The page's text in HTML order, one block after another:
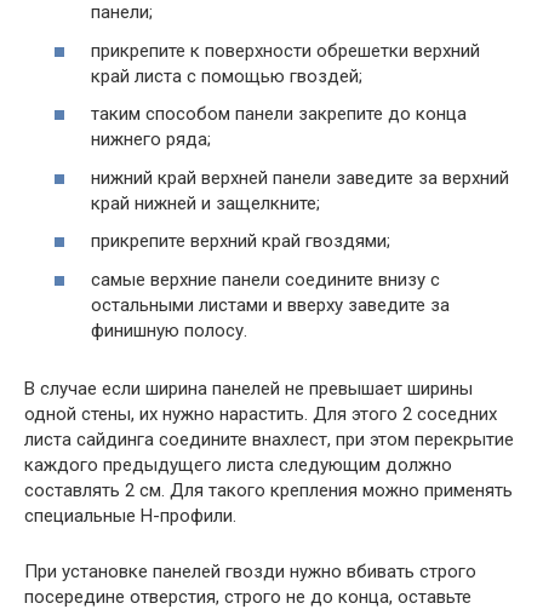
панели;
прикрепите к поверхности обрешетки верхний
край листа с помощью гвоздей;
таким способом панели закрепите до конца
нижнего ряда;
нижний край верхней панели заведите за верхний
край нижней и защелкните;
прикрепите верхний край гвоздями;
самые верхние панели соедините внизу с
остальными листами и вверху заведите за
финишную полосу.
В случае если ширина панелей не превышает ширины
одной стены, их нужно нарастить. Для этого 2 соседних
листа сайдинга соедините внахлест, при этом перекрытие
каждого предыдущего листа следующим должно
составлять 2 см. Для такого крепления можно применять
специальные Н-профили.
При установке панелей гвозди нужно вбивать строго
посередине отверстия, строго не до конца, оставьте